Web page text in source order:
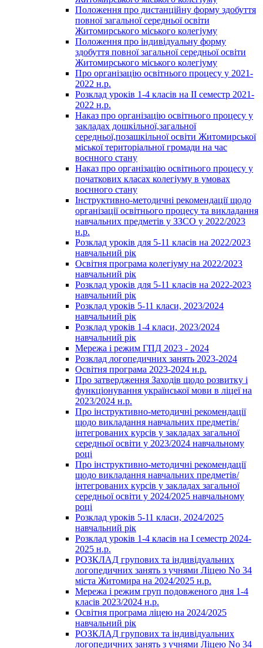
Положення про дистанційну форму здобуття
повної загальної середньої освіти
Житомирського міського колегіуму
Положення про індивідуальну форму
здобуття повної загальної середньої освіти
Житомирського міського колегіуму
Про організацію освітнього процесу у 2021-
2022 н.р.
Розклад уроків 1-4 класів на ІІ семестр 2021-
2022 н.р.
Наказ про організацію освітнього процесу у
закладах дошкільної,загальної
середньої,позашкільної освіти Житомирської
міської територіальної громади на час
воєнного стану
Наказ про організацію освітнього процесу у
початкових класах колегіуму в умовах
воєнного стану
Інструктивно-методичні рекомендації щодо
організації освітнього процесу та викладання
навчальних предметів у ЗЗСО у 2022/2023
н.р.
Розклад уроків для 5-11 класів на 2022/2023
навчальний рік
Освітня програма колегіуму на 2022/2023
навчальний рік
Розклад уроків для 5-11 класів на 2022-2023
навчальний рік
Розклад уроків 5-11 класи, 2023/2024
навчальний рік
Розклад уроків 1-4 класи, 2023/2024
навчальний рік
Мережа і режим ГПД 2023 - 2024
Розклад логопедичних занять 2023-2024
Освітня програма 2023-2024 н.р.
Про затвердження Заходів щодо розвитку і
функціонування української мови в ліцеї на
2023/2024 н.р.
Про інструктивно-методичні рекомендації
щодо викладання навчальних предметів/
інтегрованих курсів у закладах загальної
середньої освіти у 2023/2024 навчальному
році
Про інструктивно-методичні рекомендації
щодо викладання навчальних предметів/
інтегрованих курсів у закладах загальної
середньої освіти у 2024/2025 навчальному
році
Розклад уроків 5-11 класи, 2024/2025
навчальний рік
Розклад уроків 1-4 класів на І семестр 2024-
2025 н.р.
РОЗКЛАД групових та індивідуальних
логопедичних занять з учнями Ліцею No 34
міста Житомира на 2024/2025 н.р.
Мережа і режим груп подовженого дня 1-4
класів 2023/2024 н.р.
Освітня програма ліцею на 2024/2025
навчальний рік
РОЗКЛАД групових та індивідуальних
логопедичних занять з учнями Ліцею No 34